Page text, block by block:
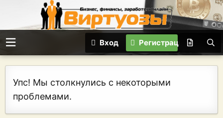
Вход Регистрация
Упс! Мы столкнулись с некоторыми
проблемами.